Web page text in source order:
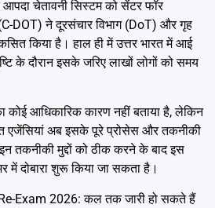
आपदा चेतावनी सिस्टम को सेंटर फॉर
DOT) ने दूरसंचार विभाग (DoT) और गृह
किया है। हाल ही में उत्तर भारत में आई
के दौरान इसके जरिए लाखों लोगों को समय
कोई आधिकारिक कारण नहीं बताया है, लेकिन
एजेंसियां अब इसके पूरे प्रोसेस और तकनीकी
तकनीकी मुद्दों को ठीक करने के बाद इस
में दोबारा शुरू किया जा सकता है।
Exam 2026: कल तक जारी हो सकते हैं